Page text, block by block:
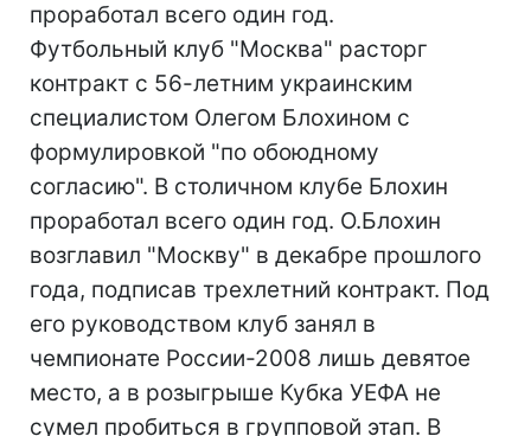
проработал всего один год.
Футбольный клуб "Москва" расторг
контракт с 56-летним украинским
специалистом Олегом Блохином с
формулировкой "по обоюдному
согласию". В столичном клубе Блохин
проработал всего один год. О.Блохин
возглавил "Москву" в декабре прошлого
года, подписав трехлетний контракт. Под
его руководством клуб занял в
чемпионате России-2008 лишь девятое
место, а в розыгрыше Кубка УЕФА не
сумел пробиться в групповой этап. В